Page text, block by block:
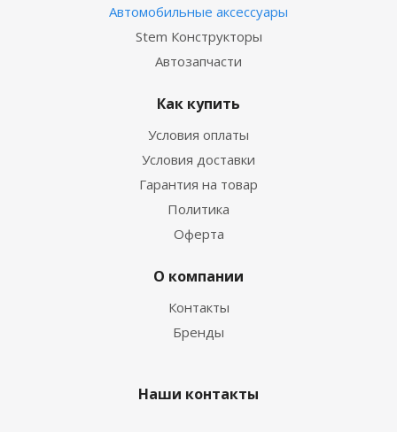
Автомобильные аксессуары
Stem Конструкторы
Автозапчасти
Как купить
Условия оплаты
Условия доставки
Гарантия на товар
Политика
Оферта
О компании
Контакты
Бренды
Наши контакты